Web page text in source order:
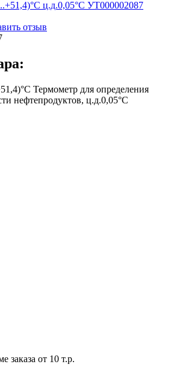
отзыв
Термометр для определения
нефтепродуктов, ц.д.0,05°С
заказа от 10 т.р.